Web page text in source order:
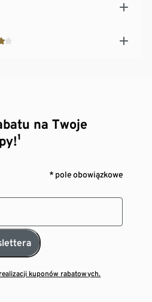
na Twoje
* pole obowiązkowe
kuponów rabatowych.